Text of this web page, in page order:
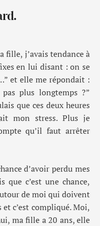
fille, j’avais tendance à
en lui disant : on se
et elle me répondait :
plus longtemps ?”
que ces deux heures
mon stress. Plus je
qu’il faut arrêter
d’avoir perdu mes
c’est une chance,
de moi qui doivent
c’est compliqué. Moi,
ma fille a 20 ans, elle